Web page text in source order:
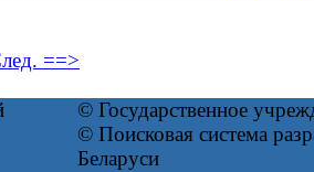
==>
© Государственное
© Поисковая система
Беларуси